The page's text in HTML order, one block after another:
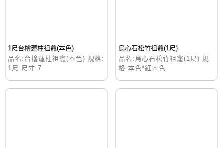
1尺台檜蓮柱祖龕(本色)
品名:台檜蓮柱祖龕(本色) 規格:
1尺 尺寸:7
烏心石松竹祖龕(1尺)
品名:烏心石松竹祖龕(1尺) 規
格:本色*紅木色